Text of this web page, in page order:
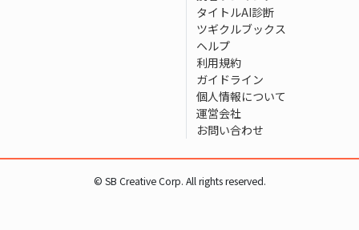
タイトルAI診断
ツギクルブックス
ヘルプ
利用規約
ガイドライン
個人情報について
運営会社
お問い合わせ
© SB Creative Corp. All rights reserved.